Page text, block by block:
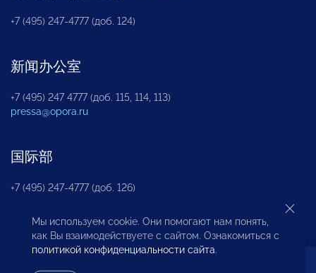
+7 (495) 247-4777 (доб. 124)
新闻办公室
+7 (495) 247 4777 (доб. 115, 114, 113)
pressa@opora.ru
国际部
+7 (495) 247-4777 (доб. 126)
商投权益保护部
Мы используем cookie. Они помогают нам понять,
как Вы взаимодействуете с сайтом. Ознакомиться с
политикой конфиденциальности сайта.